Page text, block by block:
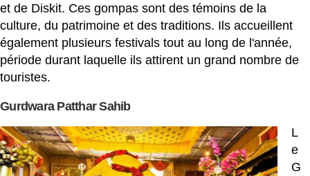
et de Diskit. Ces gompas sont des témoins de la
culture, du patrimoine et des traditions. Ils accueillent
également plusieurs festivals tout au long de l'année,
période durant laquelle ils attirent un grand nombre de
touristes.
Gurdwara Patthar Sahib
L
e
G